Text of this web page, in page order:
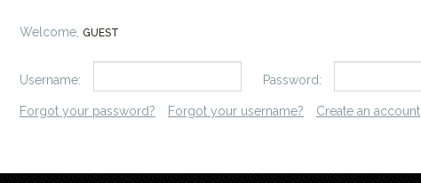
Welcome, GUEST
Username: Password:
Forgot your password? Forgot your username? Create an account